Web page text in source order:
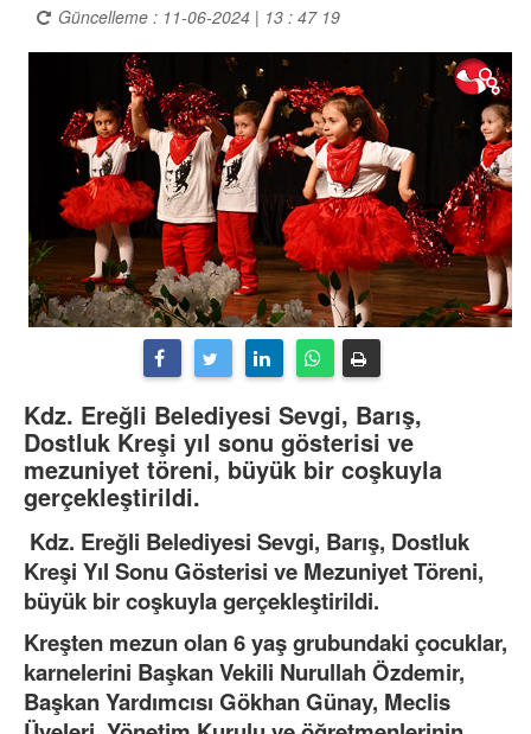
Güncelleme : 11-06-2024 | 13 : 47 19
Kdz. Ereğli Belediyesi Sevgi, Barış,
Dostluk Kreşi yıl sonu gösterisi ve
mezuniyet töreni, büyük bir coşkuyla
gerçekleştirildi.
Kdz. Ereğli Belediyesi Sevgi, Barış, Dostluk
Kreşi Yıl Sonu Gösterisi ve Mezuniyet Töreni,
büyük bir coşkuyla gerçekleştirildi.
Kreşten mezun olan 6 yaş grubundaki çocuklar,
karnelerini Başkan Vekili Nurullah Özdemir,
Başkan Yardımcısı Gökhan Günay, Meclis